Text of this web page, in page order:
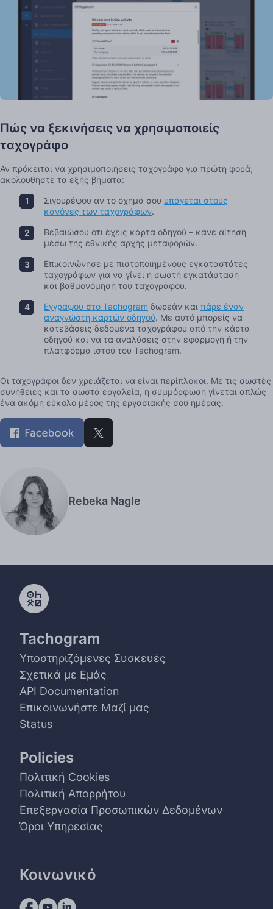
Πώς να ξεκινήσεις να χρησιμοποιείς
ταχογράφο
Αν πρόκειται να χρησιμοποιήσεις ταχογράφο για πρώτη φορά,
ακολουθήστε τα εξής βήματα:
Σιγουρέψου αν το όχημά σου υπάγεται στους
κανόνες των ταχογράφων.
Βεβαιώσου ότι έχεις κάρτα οδηγού – κάνε αίτηση
μέσω της εθνικής αρχής μεταφορών.
Επικοινώνησε με πιστοποιημένους εγκαταστάτες
ταχογράφων για να γίνει η σωστή εγκατάσταση
και βαθμονόμηση του ταχογράφου.
Εγγράψου στο Tachogram δωρεάν και πάρε έναν
αναγνώστη καρτών οδηγού. Με αυτό μπορείς να
κατεβάσεις δεδομένα ταχογράφου από την κάρτα
οδηγού και να τα αναλύσεις στην εφαρμογή ή την
πλατφόρμα ιστού του Tachogram.
Οι ταχογράφοι δεν χρειάζεται να είναι περίπλοκοι. Με τις σωστές
συνήθειες και τα σωστά εργαλεία, η συμμόρφωση γίνεται απλώς
ένα ακόμη εύκολο μέρος της εργασιακής σου ημέρας.
Rebeka Nagle
Tachogram
Υποστηριζόμενες Συσκευές
Σχετικά με Εμάς
API Documentation
Επικοινωνήστε Μαζί μας
Status
Policies
Πολιτική Cookies
Πολιτική Απορρήτου
Επεξεργασία Προσωπικών Δεδομένων
Όροι Υπηρεσίας
Κοινωνικό